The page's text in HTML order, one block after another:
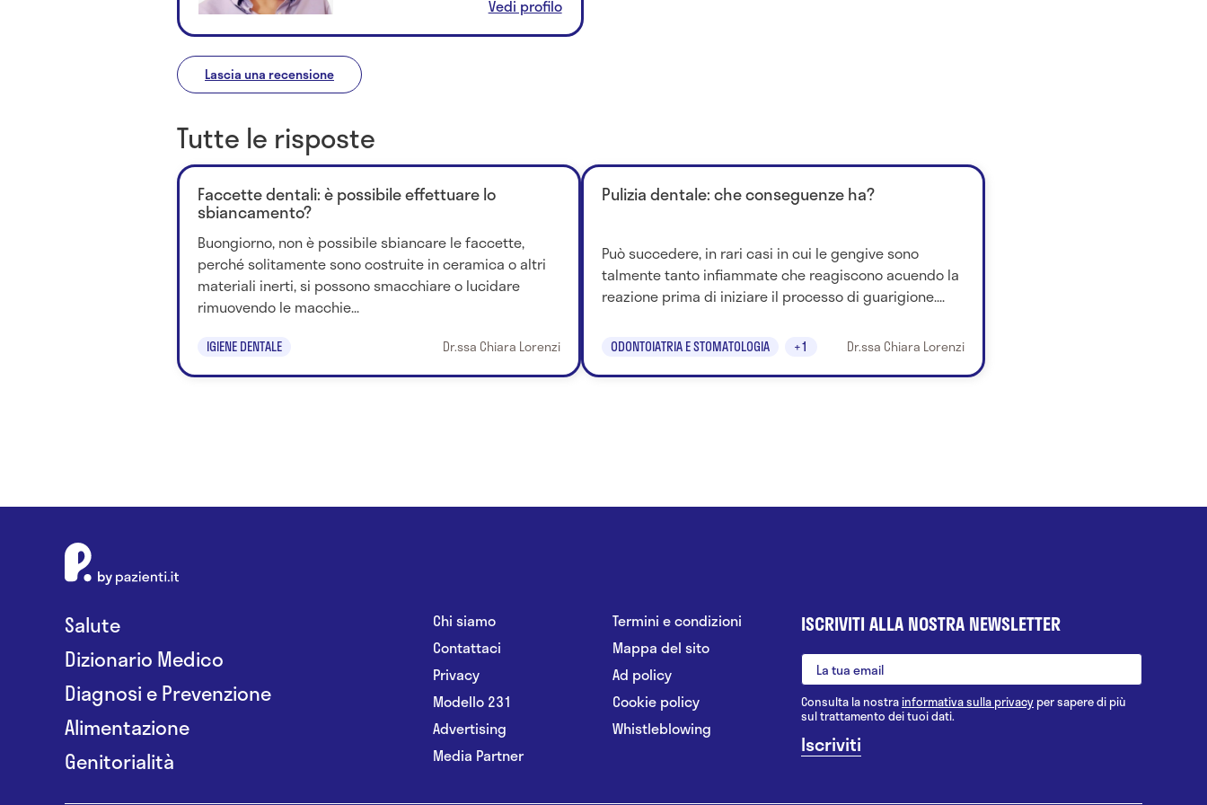
Vedi profilo
Lascia una recensione
Tutte le risposte
Faccette dentali: è possibile effettuare lo
sbiancamento?
Buongiorno, non è possibile sbiancare le faccette,
perché solitamente sono costruite in ceramica o altri
materiali inerti, si possono smacchiare o lucidare
rimuovendo le macchie...
IGIENE DENTALE Dr.ssa Chiara Lorenzi
Pulizia dentale: che conseguenze ha?
Può succedere, in rari casi in cui le gengive sono
talmente tanto infiammate che reagiscono acuendo la
reazione prima di iniziare il processo di guarigione....
ODONTOIATRIA E STOMATOLOGIA +1 Dr.ssa Chiara Lorenzi
Salute
Dizionario Medico
Diagnosi e Prevenzione
Alimentazione
Genitorialità
Chi siamo
Contattaci
Privacy
Modello 231
Advertising
Media Partner
Termini e condizioni
Mappa del sito
Ad policy
Cookie policy
Whistleblowing
ISCRIVITI ALLA NOSTRA NEWSLETTER
Consulta la nostrainformativa sulla privacy per sapere di più
sul trattamento dei tuoi dati.